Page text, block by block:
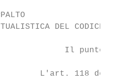
DEL CODICE
Il punto
L'art. 118 del